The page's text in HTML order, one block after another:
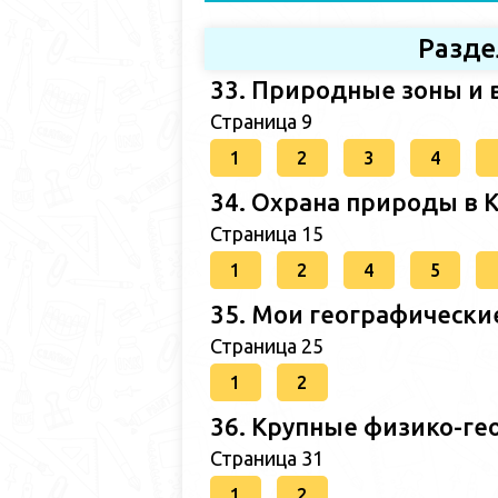
33. Природные зоны и
Страница 9
1 2 3 4
34. Охрана природы в
Страница 15
1 2 4 5
35. Мои
Страница 25
1 2
36. Крупные физико-
Страница 31